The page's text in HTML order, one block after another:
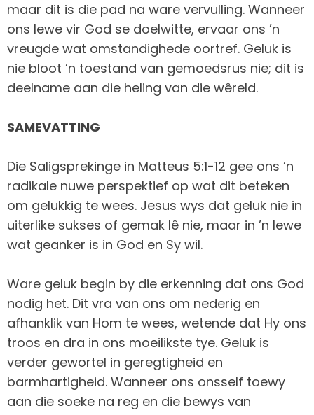
maar dit is die pad na ware vervulling. Wanneer
ons lewe vir God se doelwitte, ervaar ons ’n
vreugde wat omstandighede oortref. Geluk is
nie bloot ’n toestand van gemoedsrus nie; dit is
deelname aan die heling van die wêreld.
SAMEVATTING
Die Saligsprekinge in Matteus 5:1-12 gee ons ’n
radikale nuwe perspektief op wat dit beteken
om gelukkig te wees. Jesus wys dat geluk nie in
uiterlike sukses of gemak lê nie, maar in ’n lewe
wat geanker is in God en Sy wil.
Ware geluk begin by die erkenning dat ons God
nodig het. Dit vra van ons om nederig en
afhanklik van Hom te wees, wetende dat Hy ons
troos en dra in ons moeilikste tye. Geluk is
verder gewortel in geregtigheid en
barmhartigheid. Wanneer ons onsself toewy
aan die soeke na reg en die bewys van